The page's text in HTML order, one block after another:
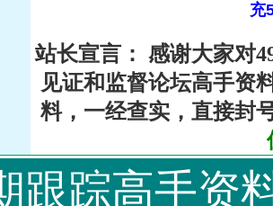
充
站长宣言： 感谢大家对
见证和监督论坛高手资
料，一经查实，直接封
跟踪高手资